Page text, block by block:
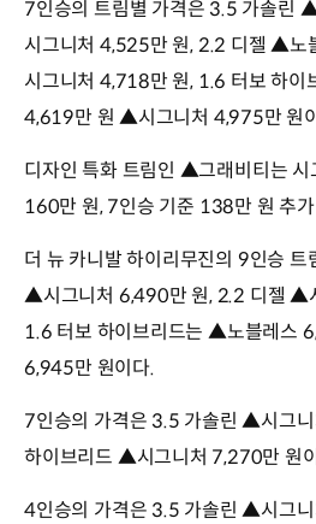
7인승의 트림별 가격은 3.5 가솔
시그니처 4,525만 원, 2.2 디젤 ▲
시그니처 4,718만 원, 1.6 터보 하
4,619만 원 ▲시그니처 4,975만 원
디자인 특화 트림인 ▲그래비티는 시
160만 원, 7인승 기준 138만 원 추
더 뉴 카니발 하이리무진의 9인승
▲시그니처 6,490만 원, 2.2 디젤 ▲
1.6 터보 하이브리드는 ▲노블레스
6,945만 원이다.
7인승의 가격은 3.5 가솔린 ▲시그
하이브리드 ▲시그니처 7,270만 원
4인승의 가격은 3.5 가솔린 ▲시그